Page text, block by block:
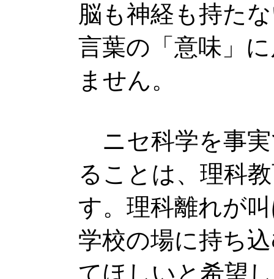
脳も神経も持た
言葉の「意味」
ません。
ニセ科学を事
ることは、理科
す。理科離れが
学校の場に持ち
てほしいと希望